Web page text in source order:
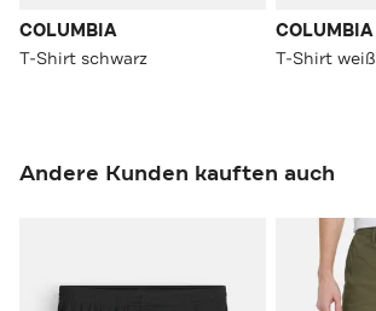
COLUMBIA
T-Shirt schwarz
COLUMBIA
T-Shirt weiß
Andere Kunden kauften auch